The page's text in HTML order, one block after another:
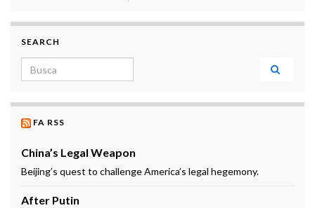
SEARCH
Search for:
FA RSS
China’s Legal Weapon
Beijing’s quest to challenge America’s legal hegemony.
After Putin